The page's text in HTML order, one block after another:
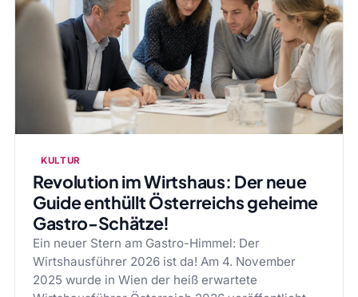
KULTUR
Revolution im Wirtshaus: Der neue
Guide enthüllt Österreichs geheime
Gastro-Schätze!
Ein neuer Stern am Gastro-Himmel: Der
Wirtshausführer 2026 ist da! Am 4. November
2025 wurde in Wien der heiß erwartete